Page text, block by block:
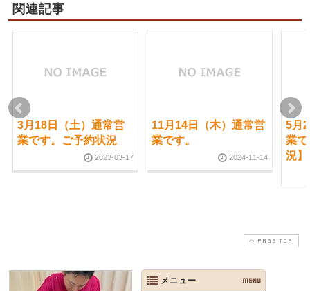
関連記事
3月18日（土）通常営
業です。ご予約状況
2023-03-17
11月14日（木）通常営
業です。
2024-11-14
5月
業
況】
PAGE TOP
メニュー MENU